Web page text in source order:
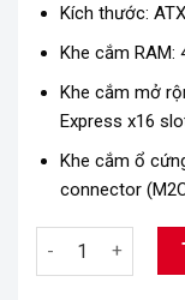
Kích thước: ATX
Khe cắm RAM:
Khe cắm mở
Express x16
Khe cắm ổ
connector
Số lượng